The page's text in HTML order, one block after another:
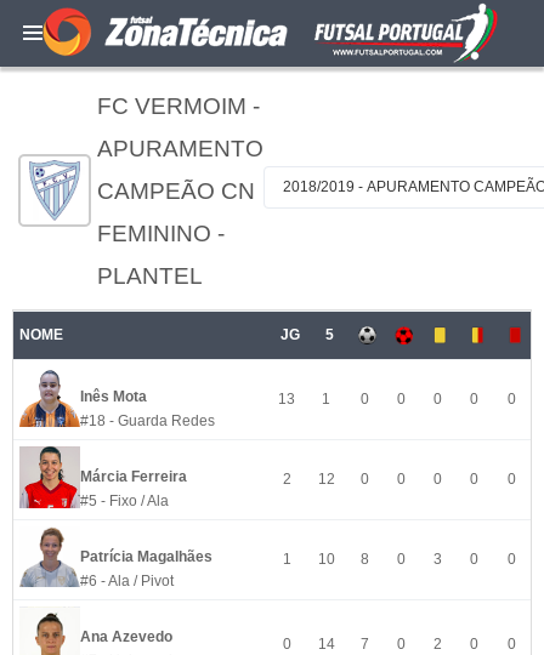
FC VERMOIM -
APURAMENTO
CAMPEÃO CN
FEMININO -
PLANTEL
2018/2019 - APURAMENTO
NOME JG 5
Inês Mota
#18 - Guarda Redes
13 1 0 0 0 0 0
Márcia Ferreira
#5 - Fixo / Ala
2 12 0 0 0 0 0
Patrícia Magalhães
#6 - Ala / Pivot
1 10 8 0 3 0 0
Ana Azevedo
0 14 7 0 2 0 0